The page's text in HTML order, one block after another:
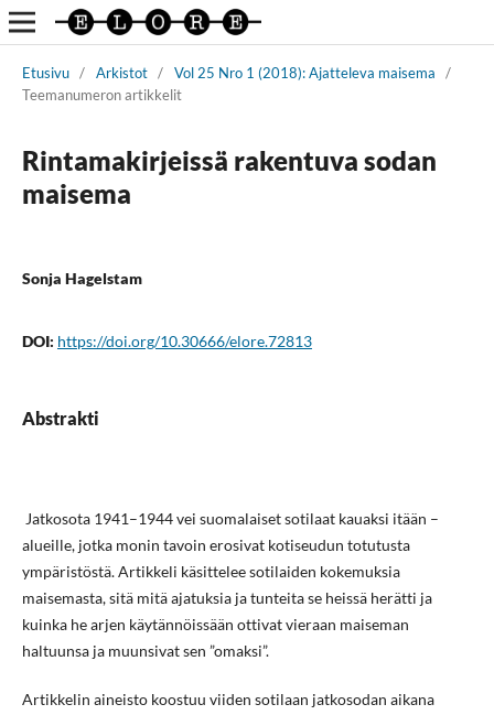
Etusivu / Arkistot / Vol 25 Nro 1 (2018): Ajatteleva maisema
/
Teemanumeron artikkelit
Rintamakirjeissä rakentuva sodan
maisema
Sonja Hagelstam
DOI: https://doi.org/10.30666/elore.72813
Abstrakti
Jatkosota 1941–1944 vei suomalaiset sotilaat kauaksi itään –
alueille, jotka monin tavoin erosivat kotiseudun totutusta
ympäristöstä. Artikkeli käsittelee sotilaiden kokemuksia
maisemasta, sitä mitä ajatuksia ja tunteita se heissä herätti ja
kuinka he arjen käytännöissään ottivat vieraan maiseman
haltuunsa ja muunsivat sen ”omaksi”.
Artikkelin aineisto koostuu viiden sotilaan jatkosodan aikana